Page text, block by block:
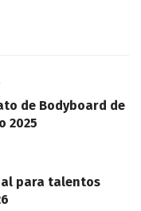
de Bodyboard de
2025
para talentos